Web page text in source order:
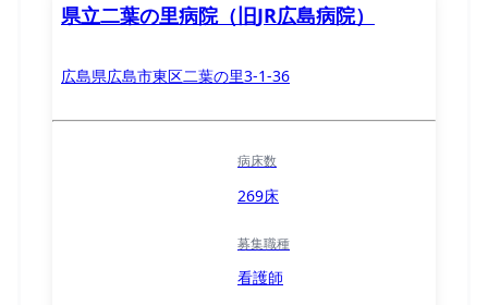
県立二葉の里病院（旧JR広島病院）
広島県広島市東区二葉の里3-1-36
病床数
269床
募集職種
看護師